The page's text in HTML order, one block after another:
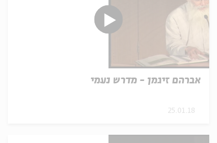
אברהם זיגמן - מדרש נעמי
25.01.18